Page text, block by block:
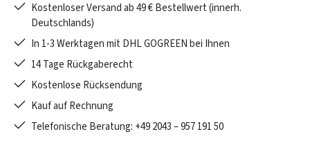
Kostenloser Versand ab 49 € Bestellwert (innerh.
Deutschlands)
In 1-3 Werktagen mit DHL GOGREEN bei Ihnen
14 Tage Rückgaberecht
Kostenlose Rücksendung
Kauf auf Rechnung
Telefonische Beratung: +49 2043 – 957 191 50